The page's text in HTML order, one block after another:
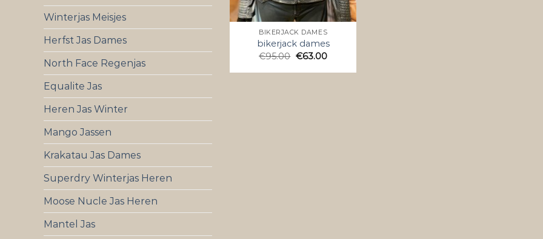
Winterjas Meisjes
Herfst Jas Dames
North Face Regenjas
Equalite Jas
Heren Jas Winter
Mango Jassen
Krakatau Jas Dames
Superdry Winterjas Heren
Moose Nucle Jas Heren
Mantel Jas
BIKERJACK DAMES
bikerjack dames
€95.00 €63.00